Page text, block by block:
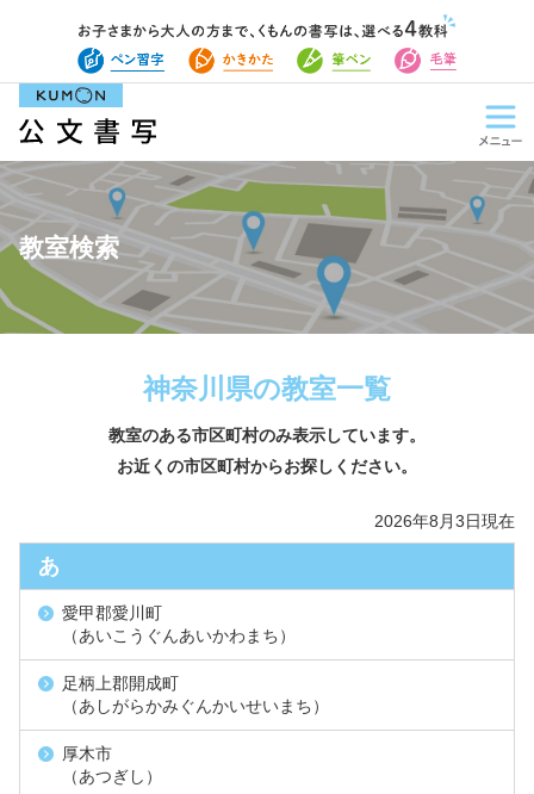
教室検索
神奈川県の教室一覧
教室のある市区町村のみ表示しています。
お近くの市区町村からお探しください。
2026年8月3日現在
あ
愛甲郡愛川町
（あいこうぐんあいかわまち）
足柄上郡開成町
（あしがらかみぐんかいせいまち）
厚木市
（あつぎし）